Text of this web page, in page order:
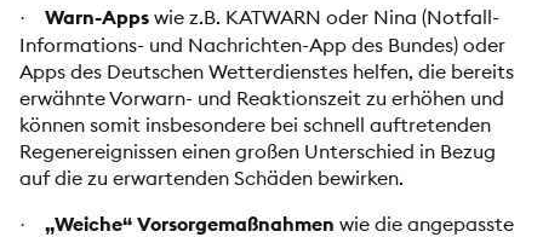
· Warn-Apps wie z.B. KATWARN oder Nina (Notfall-
Informations- und Nachrichten-App des Bundes) oder
Apps des Deutschen Wetterdienstes helfen, die bereits
erwähnte Vorwarn- und Reaktionszeit zu erhöhen und
können somit insbesondere bei schnell auftretenden
Regenereignissen einen großen Unterschied in Bezug
auf die zu erwartenden Schäden bewirken.
· „Weiche“ Vorsorgemaßnahmen wie die angepasste